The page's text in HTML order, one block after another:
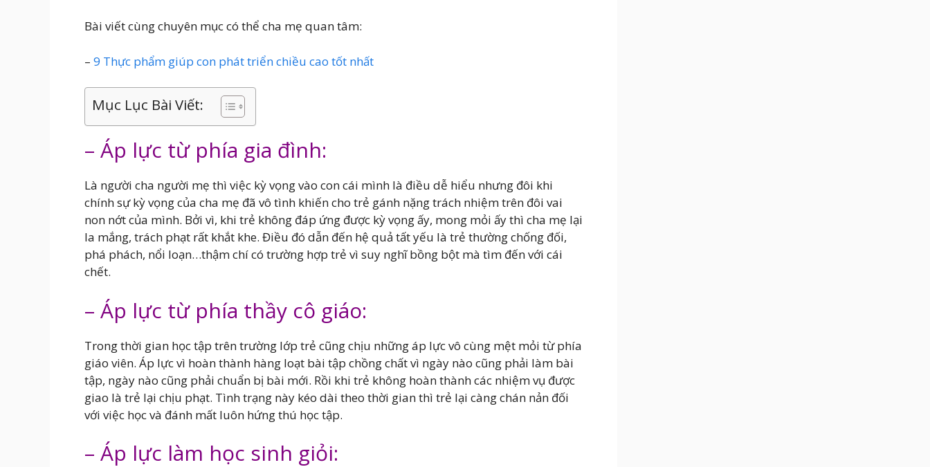
Bài viết cùng chuyên mục có thể cha mẹ quan tâm:
– 9 Thực phẩm giúp con phát triển chiều cao tốt nhất
Mục Lục Bài Viết:
– Áp lực từ phía gia đình:
Là người cha người mẹ thì việc kỳ vọng vào con cái mình là điều dễ hiểu nhưng đôi khi
chính sự kỳ vọng của cha mẹ đã vô tình khiến cho trẻ gánh nặng trách nhiệm trên đôi vai
non nớt của mình. Bởi vì, khi trẻ không đáp ứng được kỳ vọng ấy, mong mỏi ấy thì cha mẹ lại
la mắng, trách phạt rất khắt khe. Điều đó dẫn đến hệ quả tất yếu là trẻ thường chống đối,
phá phách, nổi loạn…thậm chí có trường hợp trẻ vì suy nghĩ bồng bột mà tìm đến với cái
chết.
– Áp lực từ phía thầy cô giáo:
Trong thời gian học tập trên trường lớp trẻ cũng chịu những áp lực vô cùng mệt mỏi từ phía
giáo viên. Áp lực vì hoàn thành hàng loạt bài tập chồng chất vì ngày nào cũng phải làm bài
tập, ngày nào cũng phải chuẩn bị bài mới. Rồi khi trẻ không hoàn thành các nhiệm vụ được
giao là trẻ lại chịu phạt. Tình trạng này kéo dài theo thời gian thì trẻ lại càng chán nản đối
với việc học và đánh mất luôn hứng thú học tập.
– Áp lực làm học sinh giỏi: